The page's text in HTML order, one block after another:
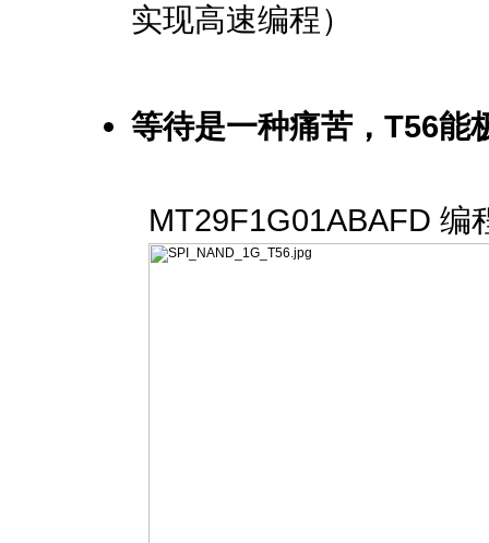
实现高速编程）
等待是一种痛苦，T56能
MT29F1G01ABAFD 编